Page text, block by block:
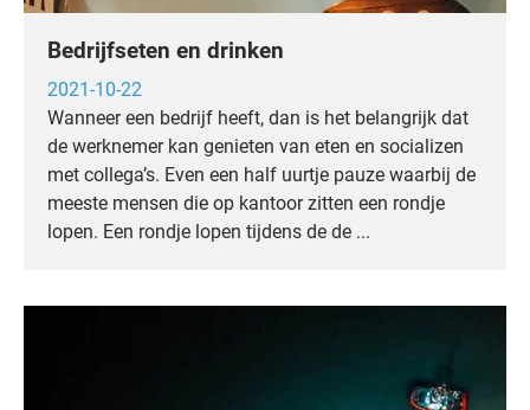
Bedrijfseten en drinken
2021-10-22
Wanneer een bedrijf heeft, dan is het belangrijk dat
de werknemer kan genieten van eten en socializen
met collega’s. Even een half uurtje pauze waarbij de
meeste mensen die op kantoor zitten een rondje
lopen. Een rondje lopen tijdens de de ...